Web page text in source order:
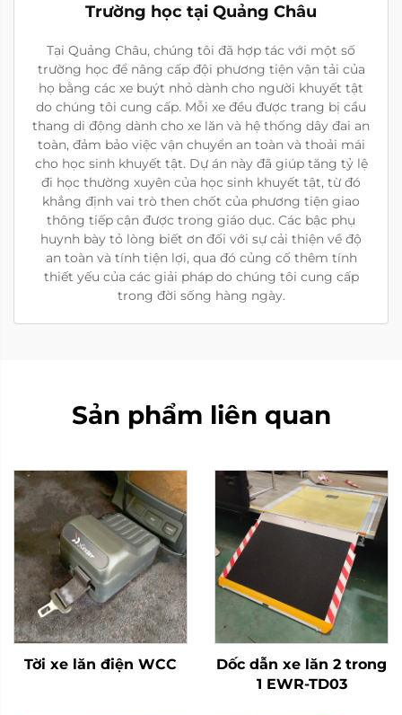
Trường học tại Quảng Châu
Tại Quảng Châu, chúng tôi đã hợp tác với một số
trường học để nâng cấp đội phương tiện vận tải của
họ bằng các xe buýt nhỏ dành cho người khuyết tật
do chúng tôi cung cấp. Mỗi xe đều được trang bị cầu
thang di động dành cho xe lăn và hệ thống dây đai an
toàn, đảm bảo việc vận chuyển an toàn và thoải mái
cho học sinh khuyết tật. Dự án này đã giúp tăng tỷ lệ
đi học thường xuyên của học sinh khuyết tật, từ đó
khẳng định vai trò then chốt của phương tiện giao
thông tiếp cận được trong giáo dục. Các bậc phụ
huynh bày tỏ lòng biết ơn đối với sự cải thiện về độ
an toàn và tính tiện lợi, qua đó củng cố thêm tính
thiết yếu của các giải pháp do chúng tôi cung cấp
trong đời sống hàng ngày.
Sản phẩm liên quan
Tời xe lăn điện WCC
Dốc dẫn xe lăn 2 trong
1 EWR-TD03